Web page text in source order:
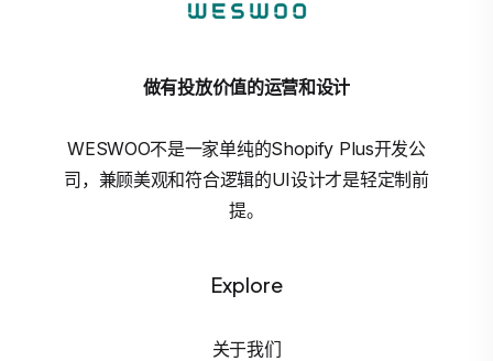
做有投放价值的运营和设计
WESWOO不是一家单纯的Shopify Plus开发公
司，兼顾美观和符合逻辑的UI设计才是轻定制前
提。
Explore
关于我们